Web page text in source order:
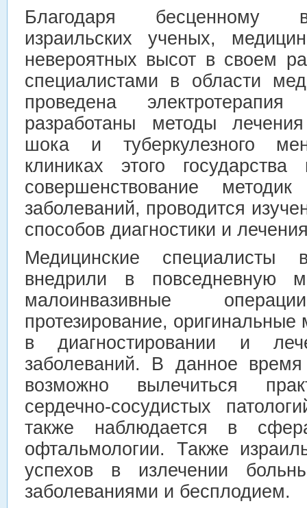
Благодаря бесценному
израильских ученых,
невероятных высот в своем
специалистами в области
проведена
разработаны методы лечения
шока и туберкулезного
клиниках этого государства
совершенствование
заболеваний, проводится
способов диагностики и
Медицинские
внедрили в повседневную
малоинвазивные
протезирование,
в диагностировании и
заболеваний. В данное
возможно вылечиться
сердечно-сосудистых
также наблюдается в
офтальмологии. Также
успехов в излечении
заболеваниями и бесплодием.